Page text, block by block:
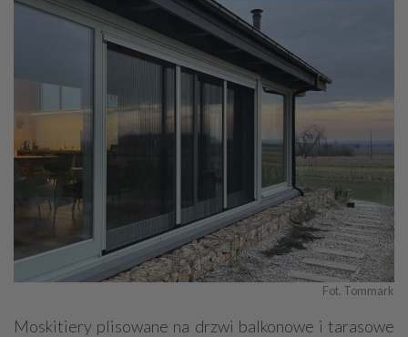
Fot. Tommark
Moskitiery plisowane na drzwi balkonowe i tarasowe